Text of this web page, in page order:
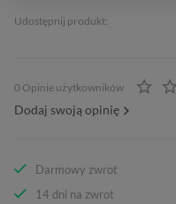
Udostępnij produkt:
0 Opinie użytkowników
Dodaj swoją opinię
Darmowy zwrot
14 dni na zwrot